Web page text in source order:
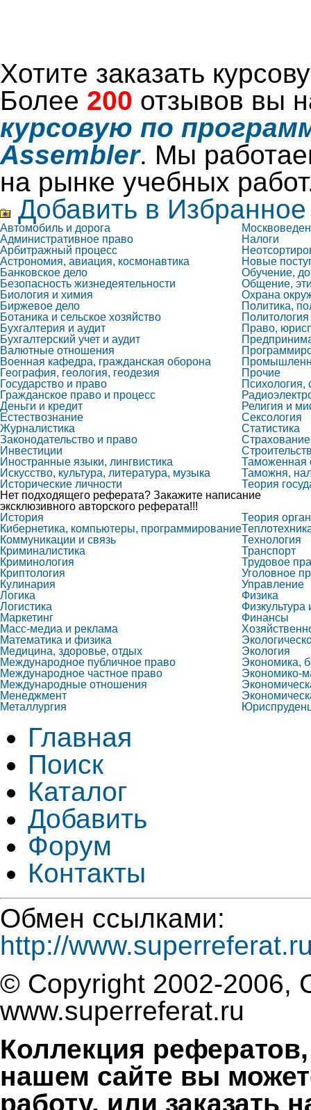
Хотите заказать
Более 200 отзывов вы
курсовую по
Assembler. Мы
на рынке учебных
Добавить в Избранное
Автомобиль и дорога
Административное право
Налоги
Арбитражный процесс
Астрономия, авиация, космонавтика
Новые
Банковское дело
Обучение,
Безопасность жизнедеятельности
Общение,
Биология и химия
Охрана
Биржевое дело
Политика,
Ботаника и сельское хозяйство
Политология
Бухгалтерия и аудит
Право,
Бухгалтерский учет и аудит
Валютные отношения
Военная кафедра, гражданская оборона
География, геология, геодезия
Прочие
Государство и право
Гражданское право и процесс
Деньги и кредит
Религия и
Естествознание
Сексология
Журналистика
Статистика
Законодательство и право
Страхование
Инвестиции
Иностранные языки, лингвистика
Таможенная
Искусство, культура, литература, музыка
Таможня,
Исторические личности
Теория
Нет подходящего реферата? Закажите написание
эксклюзивного авторского реферата!!!
История
Теория
Кибернетика, компьютеры, программирование
Коммуникации и связь
Технология
Криминалистика
Транспорт
Криминология
Трудовое
Криптология
Уголовное
Кулинария
Управление
Логика
Физика
Логистика
Физкультура
Маркетинг
Финансы
Масс-медиа и реклама
Математика и физика
Медицина, здоровье, отдых
Экология
Международное публичное право
Экономика,
Международное частное право
Экономико-
Международные отношения
Менеджмент
Металлургия
Главная
Поиск
Каталог
Добавить
Форум
Контакты
Обмен ссылками:
http://
© Copyright 2002-2006,
www.superreferat.ru
Коллекция
нашем сайте вы
работу, или заказать